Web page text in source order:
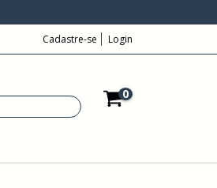
Cadastre-se Login
0